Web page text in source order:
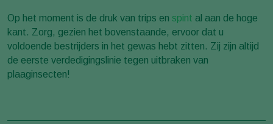
Op het moment is de druk van trips en spint al aan de hoge
kant. Zorg, gezien het bovenstaande, ervoor dat u
voldoende bestrijders in het gewas hebt zitten. Zij zijn altijd
de eerste verdedigingslinie tegen uitbraken van
plaaginsecten!